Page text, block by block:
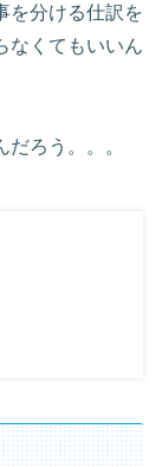
を分ける仕訳を
なくてもいいん
ろう。。。